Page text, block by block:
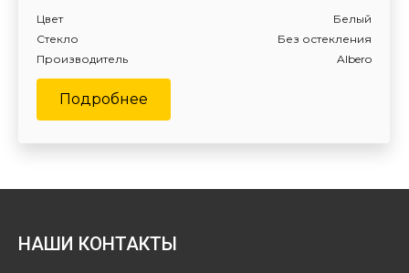
Цвет Белый
Производитель Albero
Стекло Без остекления
Подробнее
НАШИ КОНТАКТЫ